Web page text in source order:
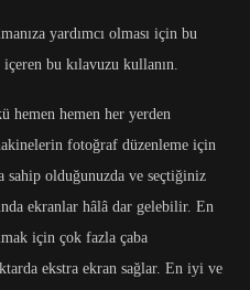
yardımcı olması için bu
bu kılavuzu kullanın.
hemen hemen her yerden
fotoğraf düzenleme için
olduğunuzda ve seçtiğiniz
ekranlar hâlâ dar gelebilir. En
için çok fazla çaba
ekstra ekran sağlar. En iyi ve